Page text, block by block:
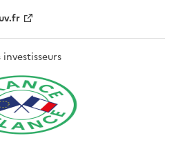
investisseurs